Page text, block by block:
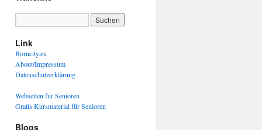
Link
Borncity.eu
About/Impressum
Datenschutzerklärung
Webseiten für Senioren
Gratis Kursmaterial für Senioren
Blogs